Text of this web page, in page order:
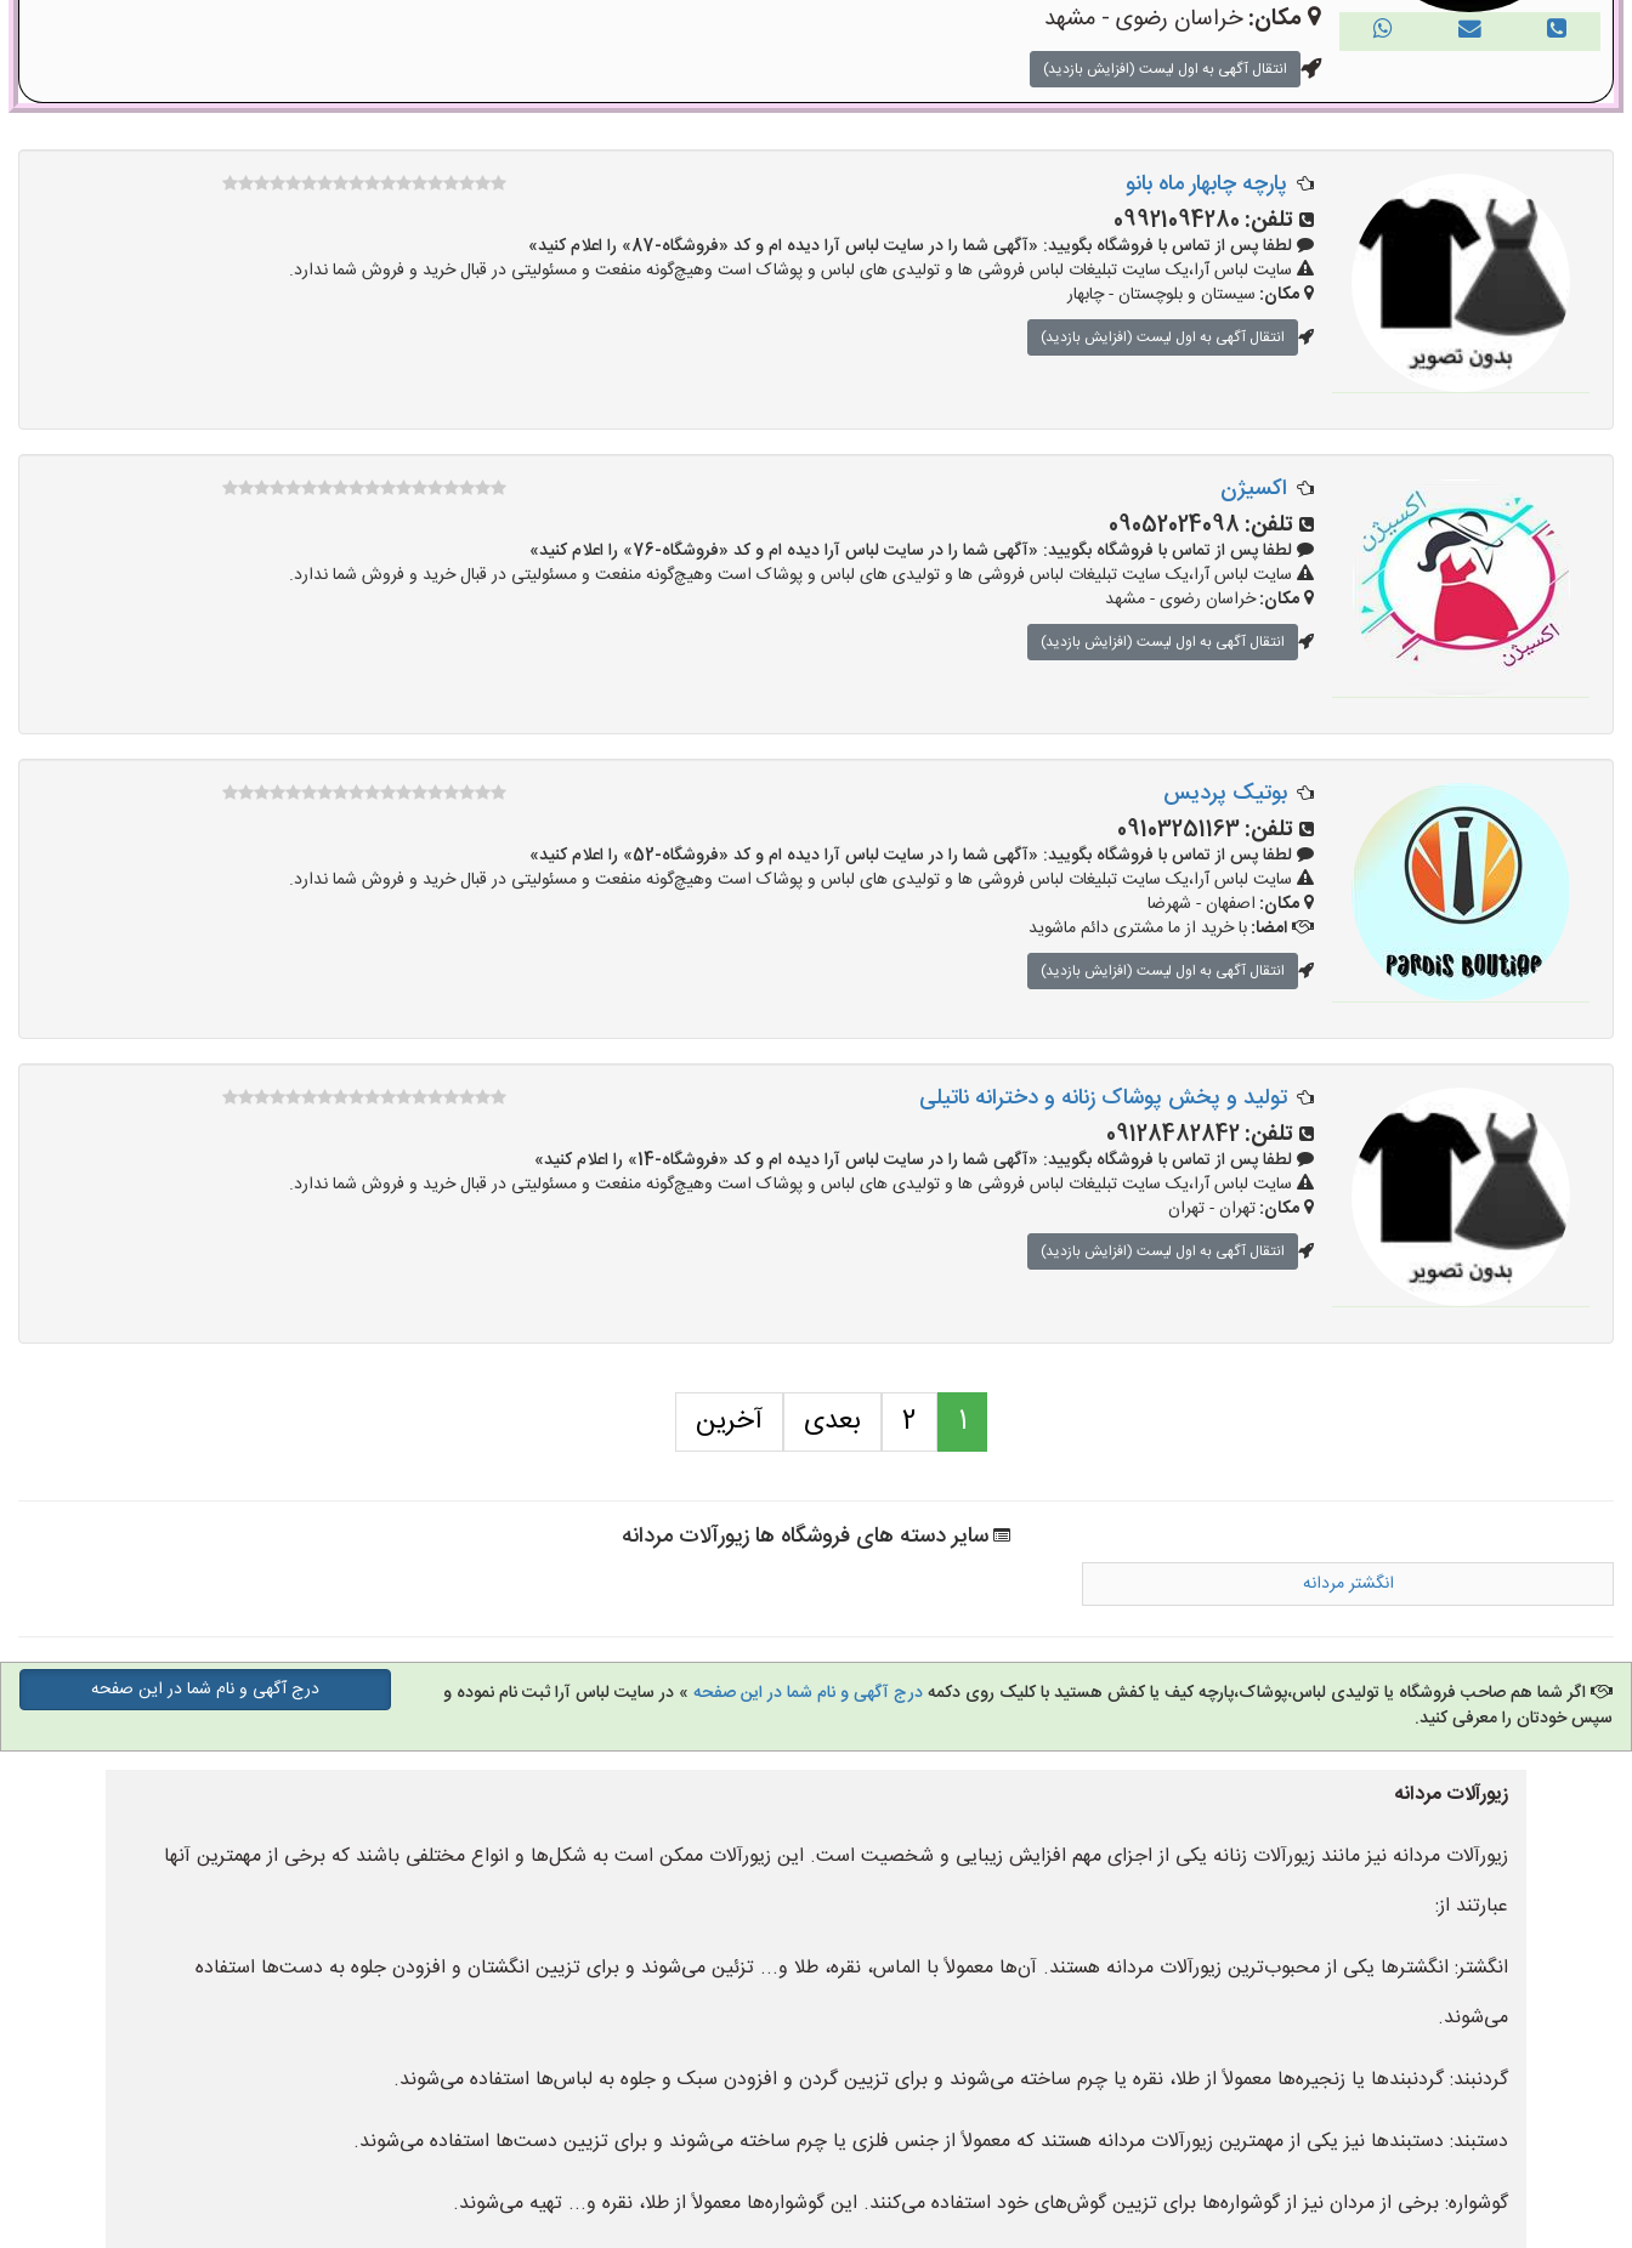
مکان:خراسان رضوی - مشهد
انتقال آگهی به اول لیست (افزایش بازدید)
پارچه چابهار ماه بانو
تلفن: 09921094280
لطفا پس از تماس با فروشگاه بگویید: «آگهی شما را در سایت لباس آرا دیده ام و کد «فروشگاه-87» را اعلام کنید»
سایت لباس آرا،یک سایت تبلیغات لباس فروشی ها و تولیدی های لباس و پوشاک است وهیچ‌گونه منفعت و مسئولیتی در قبال خرید و فروش شما ندارد.
مکان: سیستان و بلوچستان - چابهار
انتقال آگهی به اول لیست (افزایش بازدید)
اکسیژن
تلفن: 09052024098
لطفا پس از تماس با فروشگاه بگویید: «آگهی شما را در سایت لباس آرا دیده ام و کد «فروشگاه-76» را اعلام کنید»
سایت لباس آرا،یک سایت تبلیغات لباس فروشی ها و تولیدی های لباس و پوشاک است وهیچ‌گونه منفعت و مسئولیتی در قبال خرید و فروش شما ندارد.
مکان:خراسان رضوی - مشهد
انتقال آگهی به اول لیست (افزایش بازدید)
بوتیک پردیس
تلفن:09103251163
لطفا پس از تماس با فروشگاه بگویید: «آگهی شما را در سایت لباس آرا دیده ام و کد «فروشگاه-52» را اعلام کنید»
سایت لباس آرا،یک سایت تبلیغات لباس فروشی ها و تولیدی های لباس و پوشاک است وهیچ‌گونه منفعت و مسئولیتی در قبال خرید و فروش شما ندارد.
مکان: اصفهان - شهرضا
امضا:با خرید از ما مشتری دائم ماشوید
انتقال آگهی به اول لیست (افزایش بازدید)
تولید و پخش پوشاک زنانه و دخترانه ناتیلی
تلفن:09128482842
لطفا پس از تماس با فروشگاه بگویید: «آگهی شما را در سایت لباس آرا دیده ام و کد «فروشگاه-14» را اعلام کنید»
سایت لباس آرا،یک سایت تبلیغات لباس فروشی ها و تولیدی های لباس و پوشاک است وهیچ‌گونه منفعت و مسئولیتی در قبال خرید و فروش شما ندارد.
مکان:تهران - تهران
انتقال آگهی به اول لیست (افزایش بازدید)
1
2 بعدی آخرین
سایر دسته های فروشگاه ها زیورآلات مردانه
انگشتر مردانه
اگر شما هم صاحب فروشگاه یا تولیدی لباس،پوشاک،پارچه کیف یا کفش هستید با کلیک روی دکمهدرج آگهی و نام شما در این صفحه » در سایت لباس آرا ثبت نام نموده و
سپس خودتان را معرفی کنید.
درج آگهی و نام شما در این صفحه
زیورآلات مردانه
زیورآلات مردانه نیز مانند زیورآلات زنانه یکی از اجزای مهم افزایش زیبایی و شخصیت است. این زیورآلات ممکن است به شکل‌ها و انواع مختلفی باشند که برخی از مهمترین آنها
عبارتند از:
انگشتر: انگشترها یکی از محبوب‌ترین زیورآلات مردانه هستند. آن‌ها معمولاً با الماس، نقره، طلا و... تزئین می‌شوند و برای تزیین انگشتان و افزودن جلوه به دست‌ها استفاده
می‌شوند.
گردنبند: گردنبندها یا زنجیره‌ها معمولاً از طلا، نقره یا چرم ساخته می‌شوند و برای تزیین گردن و افزودن سبک و جلوه به لباس‌ها استفاده می‌شوند.
دستبند: دستبندها نیز یکی از مهمترین زیورآلات مردانه هستند که معمولاً از جنس فلزی یا چرم ساخته می‌شوند و برای تزیین دست‌ها استفاده می‌شوند.
گوشواره: برخی از مردان نیز از گوشواره‌ها برای تزیین گوش‌های خود استفاده می‌کنند. این گوشواره‌ها معمولاً از طلا، نقره و... تهیه می‌شوند.